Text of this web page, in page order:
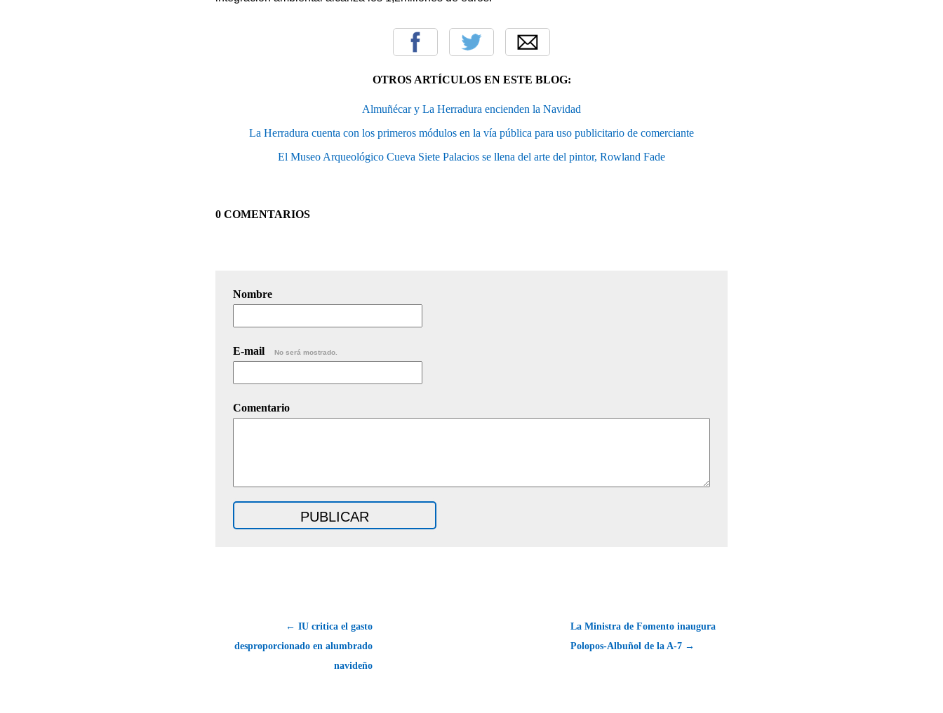
OTROS ARTÍCULOS EN ESTE BLOG:
Almuñécar y La Herradura encienden la Navidad
La Herradura cuenta con los primeros módulos en la vía pública para uso publicitario de comerciante
El Museo Arqueológico Cueva Siete Palacios se llena del arte del pintor, Rowland Fade
0 COMENTARIOS
Nombre
E-mail No será mostrado.
Comentario
← IU critica el gasto
desproporcionado en alumbrado
navideño
La Ministra de Fomento inaugura
Polopos-Albuñol de la A-7 →